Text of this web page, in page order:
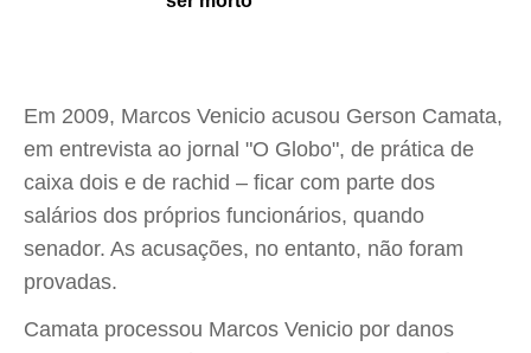
Em 2009, Marcos Venicio acusou Gerson Camata,
em entrevista ao jornal "O Globo", de prática de
caixa dois e de rachid – ficar com parte dos
salários dos próprios funcionários, quando
senador. As acusações, no entanto, não foram
provadas.
Camata processou Marcos Venicio por danos